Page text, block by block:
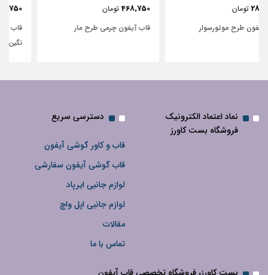
468,750
قاب آیفون چرمی طرح مار
443,750
قاب آیفون شفاف با پاپیون سفید و
نماد اعتماد الکترونیک
فروشگاه بست کاورز
دسترسی سریع
قاب و کاور گوشی آیفون
قاب گوشی آیفون سفارشی
لوازم جانبی ایرپاد
لوازم جانبی اپل واچ
مقالات
تماس با ما